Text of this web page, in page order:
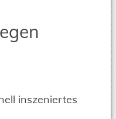
inszeniertes